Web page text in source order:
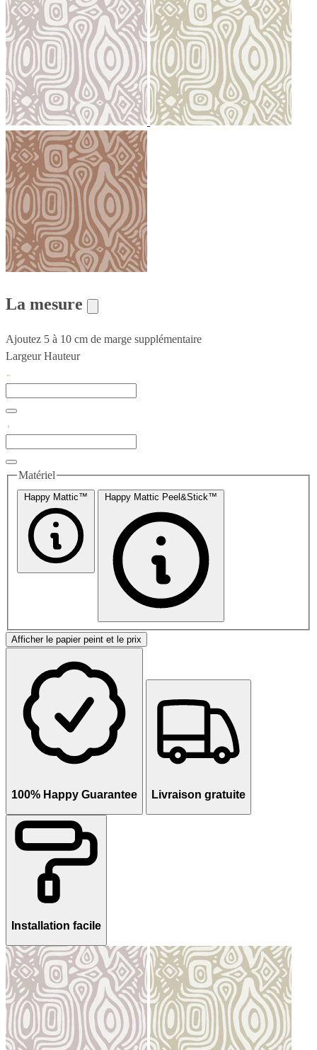
La mesure
Ajoutez 5 à 10 cm de marge supplémentaire
Largeur Hauteur
Matériel
Happy Mattic™ Happy Mattic Peel&Stick™
Afficher le papier peint et le prix
100% Happy Guarantee Livraison gratuite
Installation facile